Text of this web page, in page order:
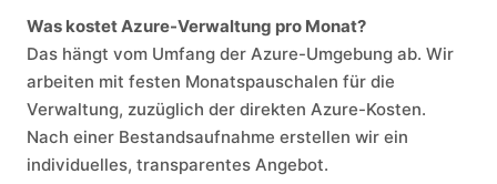
Was kostet Azure-Verwaltung pro Monat?
Das hängt vom Umfang der Azure-Umgebung ab. Wir
arbeiten mit festen Monatspauschalen für die
Verwaltung, zuzüglich der direkten Azure-Kosten.
Nach einer Bestandsaufnahme erstellen wir ein
individuelles, transparentes Angebot.